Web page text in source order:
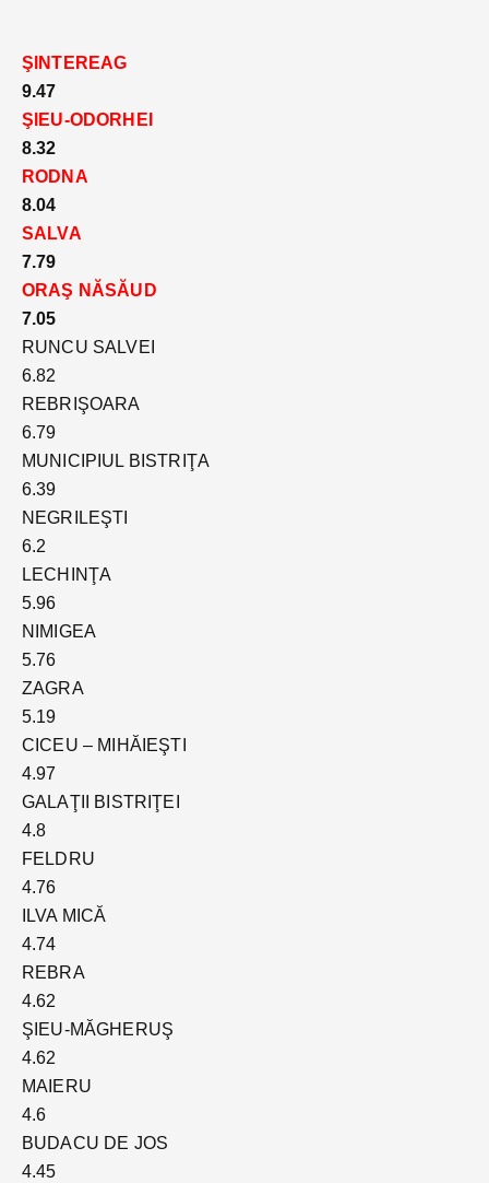
ŞINTEREAG
9.47
ŞIEU-ODORHEI
8.32
RODNA
8.04
SALVA
7.79
ORAŞ NĂSĂUD
7.05
RUNCU SALVEI
6.82
REBRIŞOARA
6.79
MUNICIPIUL BISTRIŢA
6.39
NEGRILEŞTI
6.2
LECHINŢA
5.96
NIMIGEA
5.76
ZAGRA
5.19
CICEU – MIHĂIEŞTI
4.97
GALAŢII BISTRIŢEI
4.8
FELDRU
4.76
ILVA MICĂ
4.74
REBRA
4.62
ŞIEU-MĂGHERUŞ
4.62
MAIERU
4.6
BUDACU DE JOS
4.45